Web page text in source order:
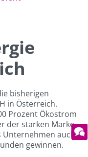
bisherigen
in Österreich.
Prozent Ökostrom
der starken Marke
Unternehmen auch
gewinnen.